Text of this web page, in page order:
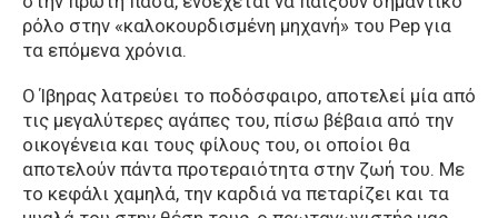
ρόλο στην «καλοκουρδισμένη μηχανή» του Pep για
τα επόμενα χρόνια.
Ο Ίβηρας λατρεύει το ποδόσφαιρο, αποτελεί μία από
τις μεγαλύτερες αγάπες του, πίσω βέβαια από την
οικογένεια και τους φίλους του, οι οποίοι θα
αποτελούν πάντα προτεραιότητα στην ζωή του. Με
το κεφάλι χαμηλά, την καρδιά να πεταρίζει και τα